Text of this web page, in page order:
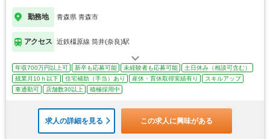
勤務地 青森県 青森市
アクセス 近鉄橿原線 筒井(奈良)駅
年収700万円以上可 新卒も応募可能 未経験者も応募可能
土日休み（相談可含む）
残業月10ｈ以下
住宅補助（手当）あり 産休・育休取得実績有り
スキルアップ
車通勤可
店舗数30以上 積極採用中
求人の詳細を見る この求人に興味がある